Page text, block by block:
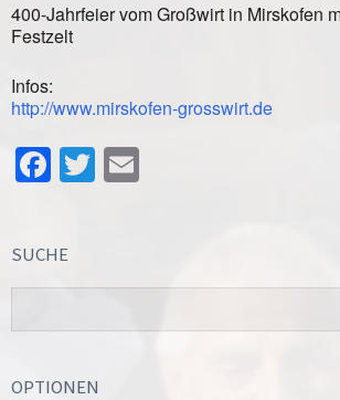
400-Jahrfeier vom Großwirt in Mirskofen
Festzelt
Infos:
http://www.mirskofen-grosswirt.de
Facebook
Twitter
SUCHE
OPTIONEN